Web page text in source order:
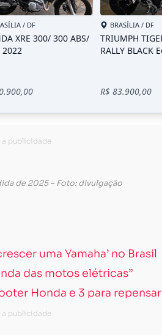
de 2025 – Foto: divulgação
uma Yamaha’ no Brasil
das motos elétricas”
Honda e 3 para repensar